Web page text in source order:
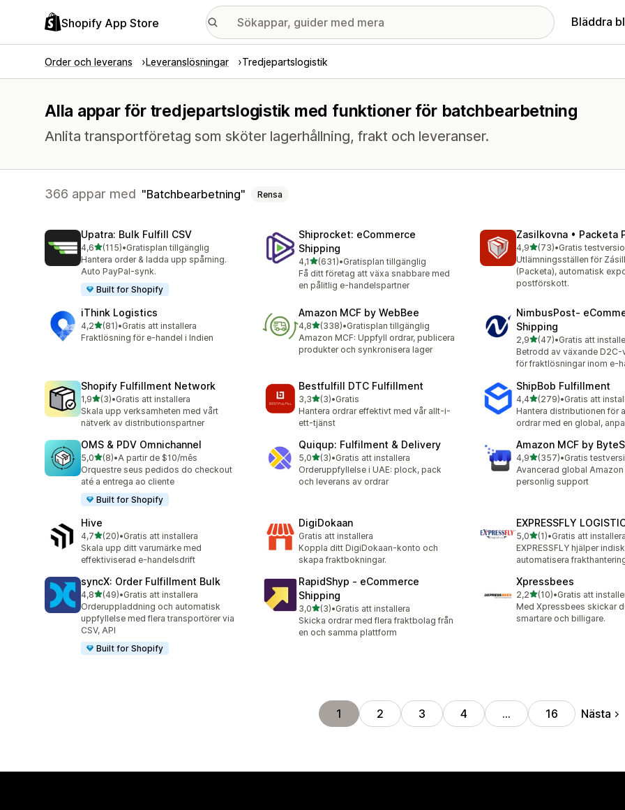
Shopify App Store Bläddra
Order och leverans Leveranslösningar Tredjepartslogistik
Alla appar för tredjepartslogistik med funktioner för batchbearbetning
Anlita transportföretag som sköter lagerhållning, frakt och leveranser.
366 appar med Batchbearbetning Rensa
Upatra: Bulk Fulfill CSV
4,6av 5 stjärnor
(115)
115 recensioner totalt
•Gratisplan tillgänglig
Hantera order & ladda upp spårning.
Auto PayPal-synk.
Built for Shopify
Shiprocket: eCommerce
Shipping
4,1av 5 stjärnor
(631)
631 recensioner totalt
•Gratisplan tillgänglig
Få ditt företag att växa snabbare med
en pålitlig e-handelspartner
Zasilkovna • Packeta
4,9av 5 stjärnor
(73)
73 recensioner totalt
•Gratis
Utlämningsställen för
(Packeta), automatisk
postförskott.
iThink Logistics
4,2av 5 stjärnor
(81)
81 recensioner totalt
•Gratis att installera
Fraktlösning för e-handel i Indien
Amazon MCF by WebBee
4,8av 5 stjärnor
(338)
338 recensioner totalt
•Gratisplan tillgänglig
Amazon MCF: Uppfyll ordrar, publicera
produkter och synkronisera lager
NimbusPost‑
Shipping
2,9av 5 stjärnor
(47)
47 recensioner totalt
•Gratis att
Betrodd av växande D2C-
för fraktlösningar inom e-
Shopify Fulfillment Network
1,9av 5 stjärnor
(3)
3 recensioner totalt
•Gratis att installera
Skala upp verksamheten med vårt
nätverk av distributionspartner
Bestfulfill DTC Fulfillment
3,3av 5 stjärnor
(3)
3 recensioner totalt
•Gratis
Hantera ordrar effektivt med vår allt-i-
ett-tjänst
ShipBob Fulfillment
4,4av 5 stjärnor
(279)
279 recensioner totalt
•Gratis att
Hantera distributionen för
ordrar med en global,
OMS & PDV Omnichannel
5,0av 5 stjärnor
(8)
8 recensioner totalt
•A partir de $10/mês
Orquestre seus pedidos do checkout
até a entrega ao cliente
Built for Shopify
Quiqup: Fulfilment & Delivery
5,0av 5 stjärnor
(3)
3 recensioner totalt
•Gratis att installera
Orderuppfyllelse i UAE: plock, pack
och leverans av ordrar
Amazon MCF by
4,9av 5 stjärnor
(357)
357 recensioner totalt
•
Avancerad global Amazon
personlig support
Hive
4,7av 5 stjärnor
(20)
20 recensioner totalt
•Gratis att installera
Skala upp ditt varumärke med
effektiviserad e-handelsdrift
DigiDokaan
Gratis att installera
Koppla ditt DigiDokaan-konto och
skapa fraktbokningar.
EXPRESSFLY
5,0av 5 stjärnor
(1)
1 recensioner totalt
•Gratis att
EXPRESSFLY hjälper
automatisera
syncX: Order Fulfillment Bulk
4,8av 5 stjärnor
(49)
49 recensioner totalt
•Gratis att installera
Orderuppladdning och automatisk
uppfyllelse med flera transportörer via
CSV, API
Built for Shopify
RapidShyp ‑ eCommerce
Shipping
3,0av 5 stjärnor
(3)
3 recensioner totalt
•Gratis att installera
Skicka ordrar med flera fraktbolag från
en och samma plattform
Xpressbees
2,2av 5 stjärnor
(10)
10 recensioner totalt
•Gratis att
Med Xpressbees skickar
smartare och billigare.
1 2 3 4 … 16 Nästa